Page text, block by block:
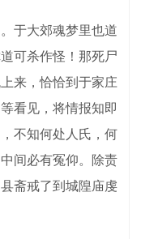
于大郊魂梦里也道
可杀作怪！那死尸
来，恰恰到于家庄
看见，将情报知即
不知何处人氏，何
间必有冤仰。除责
斋戒了到城隍庙虔